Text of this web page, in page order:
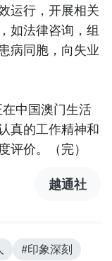
运行，开展相关
如法律咨询，组
病同胞，向失业
中国澳门生活
真的工作精神和
评价。（完）
越通社
#印象深刻